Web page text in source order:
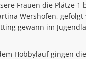
LS 2025
Frauen die Plätze 1
Wershofen, gefolgt
gewann im
Hobbylauf gingen die